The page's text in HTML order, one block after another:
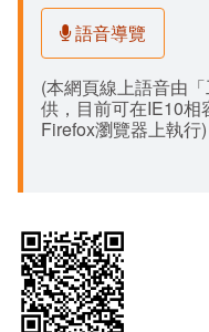
語音導覽
(本網頁線上語音由
供，目前可在IE10相
Firefox瀏覽器上執行)